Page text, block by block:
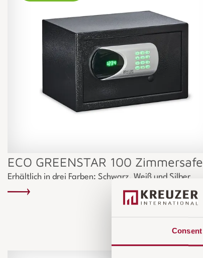
Consent
ECO GREENSTAR 100 Zimmersafe
Erhältlich in drei Farben: Schwarz, Weiß und Silber